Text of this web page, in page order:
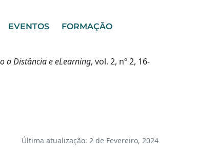
EVENTOS FORMAÇÃO
a Distância e eLearning, vol. 2, nº 2, 16-
Última atualização: 2 de Fevereiro, 2024